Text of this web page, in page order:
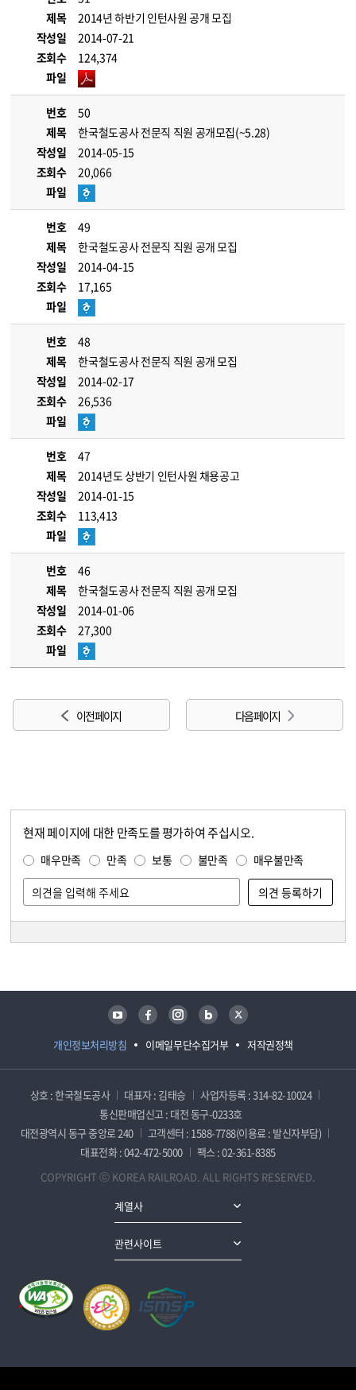
제목
2014년 하반기 인턴사원 공개 모집
작성일
2014-07-21
조회수
124,374
파일
번호
50
제목
한국철도공사 전문직 직원 공개모집(~5.28)
작성일
2014-05-15
조회수
20,066
파일
번호
49
제목
한국철도공사 전문직 직원 공개 모집
작성일
2014-04-15
조회수
17,165
파일
번호
48
제목
한국철도공사 전문직 직원 공개 모집
작성일
2014-02-17
조회수
26,536
파일
번호
47
제목
2014년도 상반기 인턴사원 채용공고
작성일
2014-01-15
조회수
113,413
파일
번호
46
제목
한국철도공사 전문직 직원 공개 모집
작성일
2014-01-06
조회수
27,300
파일
이전 페이지 다음 페이지
현재 페이지에 대한 만족도를 평가하여 주십시오.
매우만족 만족 보통 불만족 매우불만족
개인정보처리방침 이메일무단수집거부 저작권정책
유튜브 페이스북 인스타그램 블로그 트위터
상호 : 한국철도공사 대표자 : 김태승
사업자등록 : 314-82-10024
통신판매업신고 : 대전 동구-0233호
대전광역시 동구 중앙로 240
고객센터 : 1588-7788(이용료 : 발신자부담)
대표전화 : 042-472-5000
팩스 : 02-361-8385
COPYRIGHT ⓒ KOREA RAILROAD. ALL RIGHTS RESERVED.
계열사
관련사이트